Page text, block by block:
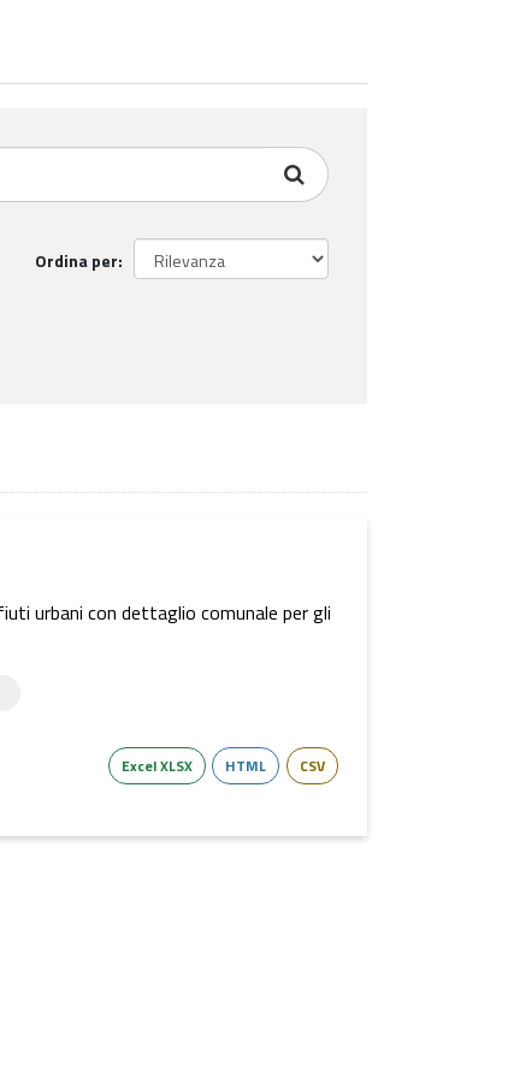
Ordina per
urbani con dettaglio comunale per gli
Excel XLSX HTML CSV